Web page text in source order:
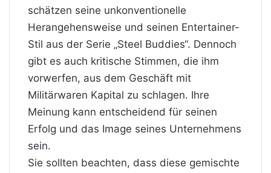
schätzen seine unkonventionelle
Herangehensweise und seinen Entertainer-
Stil aus der Serie „Steel Buddies“. Dennoch
gibt es auch kritische Stimmen, die ihm
vorwerfen, aus dem Geschäft mit
Militärwaren Kapital zu schlagen. Ihre
Meinung kann entscheidend für seinen
Erfolg und das Image seines Unternehmens
sein.
Sie sollten beachten, dass diese gemischte